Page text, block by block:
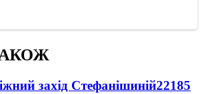
захід Стефанішиній22185